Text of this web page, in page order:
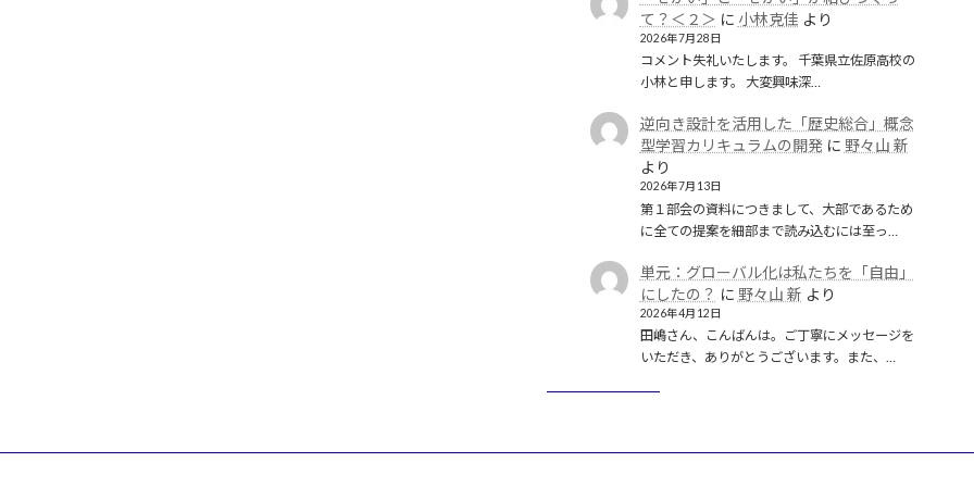
て？＜２＞ に 小林克佳 より
2026年7月28日
コメント失礼いたします。 千葉県立佐原高校の
小林と申します。 大変興味深…
逆向き設計を活用した「歴史総合」概念
型学習カリキュラムの開発に 野々山 新
より
2026年7月13日
第１部会の資料につきまして、大部であるため
に全ての提案を細部まで読み込むには至っ…
単元：グローバル化は私たちを「自由」
にしたの？ に 野々山 新 より
2026年4月12日
田嶋さん、こんばんは。ご丁寧にメッセージを
いただき、ありがとうございます。また、…